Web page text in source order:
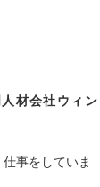
材会社ウィン
事をしていま